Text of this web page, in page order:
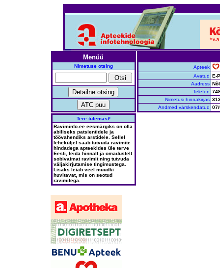
Menüü
Nimetuse otsing
Tere tulemast!
Raviminfo.ee eesmärgiks on olla
abiliseks patsientidele ja
töövahendiks arstidele. Sellel
leheküljel saab tutvuda ravimite
hindadega apteekides üle terve
Eesti, leida hinnalt ja omadustelt
sobivaimat ravimit ning tutvuda
väljakirjutamise tingimustega.
Lisaks leiab veel muudki
huvitavat, mis on seotud
ravimitega.
Apteek
Avatud E-
Aadress
Telefon
Nimetusi hinnakirjas
Andmed värskendatud